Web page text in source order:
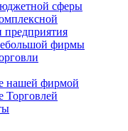
сферы
предприятия
фирмы
нашей фирмой
Торговлей